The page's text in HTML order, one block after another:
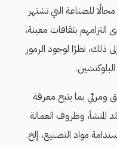
للصناعة التي تشتهر
التزامهم بثقافات معينة،
ذلك، نظرًا لوجود الرموز
بما يتيح معرفة
وظروف العمالة
مواد التصنيع، إلخ.